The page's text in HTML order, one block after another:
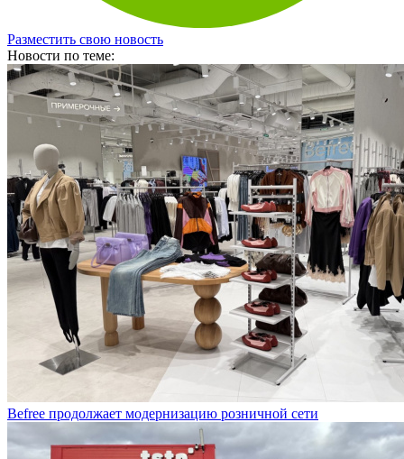
Разместить свою новость
Новости по теме:
Befree продолжает модернизацию розничной сети